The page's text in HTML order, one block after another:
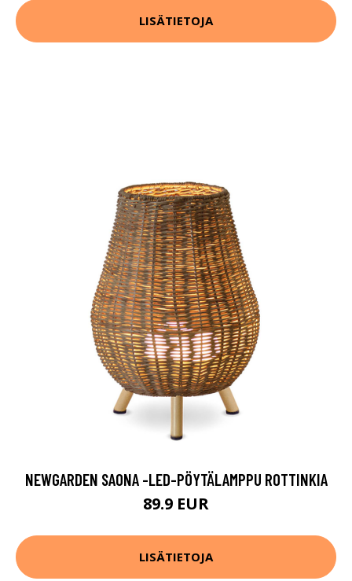
LISÄTIETOJA
NEWGARDEN SAONA -LED-PÖYTÄLAMPPU ROTTINKIA
89.9 EUR
LISÄTIETOJA